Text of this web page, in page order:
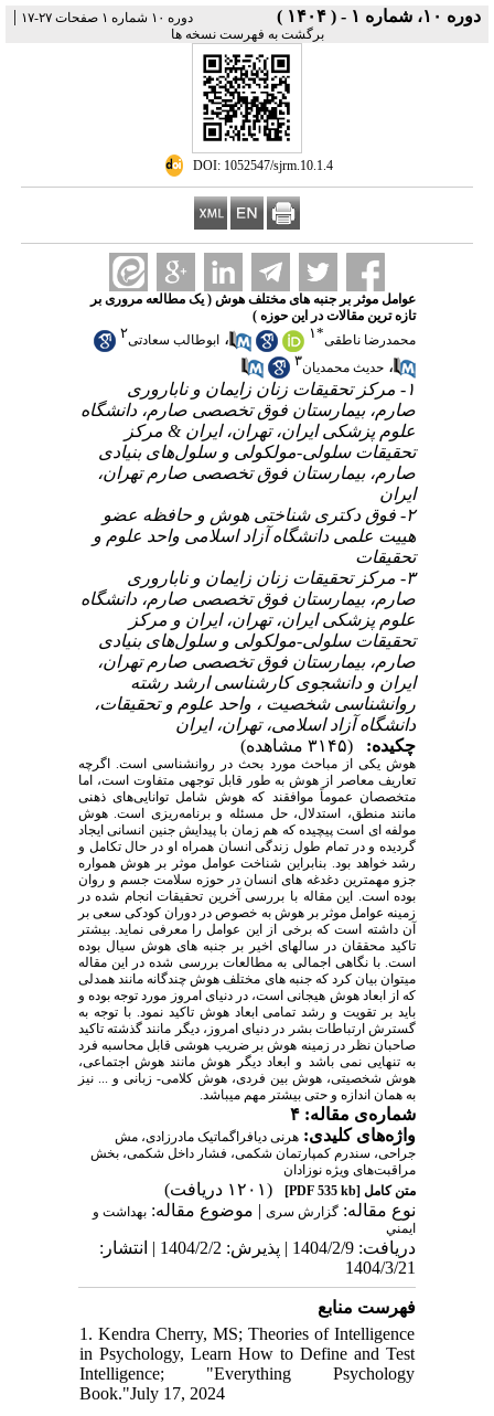
دوره ۱۰، شماره ۱ - ( ۱۴۰۴ ) دوره ۱۰ شماره ۱ صفحات ۲۷-۱۷ |
برگشت به فهرست نسخه ها
‎ DOI: 1052547/sjrm.10.1.4
عوامل موثر بر جنبه های مختلف هوش ( یک مطالعه مروری بر
تازه ترین مقالات در این حوزه )
محمدرضا ناطقی*۱ ، ابوطالب سعادتی۲
، حدیث محمدیان۳
۱- مرکز تحقیقات زنان زایمان و ناباروری
صارم، بیمارستان فوق تخصصی صارم، دانشگاه
علوم پزشکی ایران، تهران، ایران & مرکز
تحقیقات سلولی-مولکولی و سلول‌های بنیادی
صارم، بیمارستان فوق تخصصی صارم تهران،
ایران
۲- فوق دکتری شناختی هوش و حافظه عضو
هییت علمی دانشگاه آزاد اسلامی واحد علوم و
تحقیقات
۳- مرکز تحقیقات زنان زایمان و ناباروری
صارم، بیمارستان فوق تخصصی صارم، دانشگاه
علوم پزشکی ایران، تهران، ایران و مرکز
تحقیقات سلولی-مولکولی و سلول‌های بنیادی
صارم، بیمارستان فوق تخصصی صارم تهران،
ایران و دانشجوی کارشناسی ارشد رشته
روانشناسی شخصیت ، واحد علوم و تحقیقات،
دانشگاه آزاد اسلامی، تهران، ایران
چکیده:
(۳۱۴۵ مشاهده)
هوش یکی از مباحث مورد بحث در روانشناسی است. اگرچه
تعاریف معاصر از هوش به طور قابل توجهی متفاوت است، اما
متخصصان عموماً موافقند که هوش شامل توانایی‌های ذهنی
مانند منطق، استدلال، حل مسئله و برنامه‌ریزی است. هوش
مولفه ای است پیچیده که هم زمان با پیدایش جنین انسانی ایجاد
گردیده و در تمام طول زندگی انسان همراه او در حال تکامل و
رشد خواهد بود. بنابراین شناخت عوامل موثر بر هوش همواره
جزو مهمترین دغدغه های انسان در حوزه سلامت جسم و روان
بوده است. این مقاله با بررسی آخرین تحقیقات انجام شده در
زمینه عوامل موثر بر هوش به خصوص در دوران کودکی سعی بر
آن داشته است که برخی از این عوامل را معرفی نماید. بیشتر
تاکید محققان در سالهای اخیر بر جنبه های هوش سیال بوده
است. با نگاهی اجمالی به مطالعات بررسی شده در این مقاله
میتوان بیان کرد که جنبه های مختلف هوش چندگانه مانند همدلی
که از ابعاد هوش هیجانی است، در دنیای امروز مورد توجه بوده و
باید بر تقویت و رشد تمامی ابعاد هوش تاکید نمود. با توجه به
گسترش ارتباطات بشر در دنیای امروز، دیگر مانند گذشته تاکید
صاحبان نظر در زمینه هوش بر ضریب هوشی قابل محاسبه فرد
به تنهایی نمی باشد و ابعاد دیگر هوش مانند هوش اجتماعی،
هوش شخصیتی، هوش بین فردی، هوش کلامی- زبانی و ... نیز
به همان اندازه و حتی بیشتر مهم میباشد.
شماره‌ی مقاله: ۴
واژه‌های کلیدی: هرنی دیافراگماتیک مادرزادی، مش
جراحی، سندرم کمپارتمان شکمی، فشار داخل شکمی، بخش
مراقبت‌های ویژه نوزادان
متن کامل[PDF 535 kb]
(۱۲۰۱ دریافت)
نوع مقاله: گزارش سری| موضوع مقاله: بهداشت و
ايمني
دریافت: 1404/2/9 | پذیرش: 1404/2/2 | انتشار:
1404/3/21
فهرست منابع
1. Kendra Cherry, MS; Theories of Intelligence
in Psychology, Learn How to Define and Test
Intelligence; "Everything Psychology
Book."July 17, 2024